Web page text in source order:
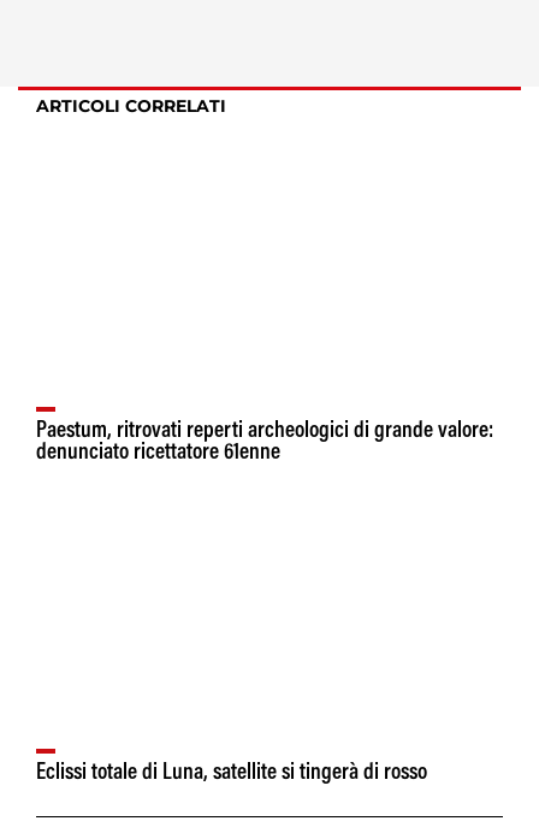
ARTICOLI CORRELATI
Paestum, ritrovati reperti archeologici di grande valore:
denunciato ricettatore 61enne
Eclissi totale di Luna, satellite si tingerà di rosso